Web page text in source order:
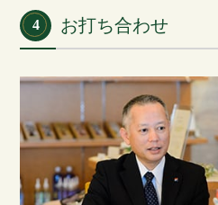
4 お打ち合わせ